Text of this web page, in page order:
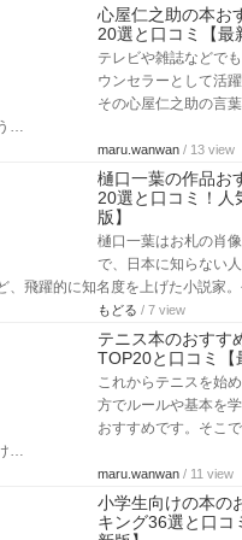
心屋仁之助の本お
20選と口コミ【最
テレビや雑誌などで
ウンセラーとして活
その心屋仁之助の言
…
maru.wanwan / 13 view
樋口一葉の作品お
20選と口コミ！人
版】
樋口一葉はお札の肖
で、日本に知らない
、飛躍的に知名度を上げた小説家
もどる / 7 view
テニス本のおすす
TOP20と口コミ【
これからテニスを始
方でルールや基本を
おすすめです。そこ
…
maru.wanwan / 11 view
小学生向けの本の
キング36選と口コ